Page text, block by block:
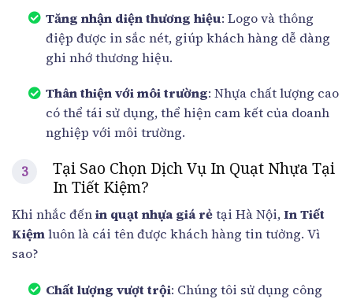
Tăng nhận diện thương hiệu: Logo và thông
điệp được in sắc nét, giúp khách hàng dễ dàng
ghi nhớ thương hiệu.
Thân thiện với môi trường: Nhựa chất lượng cao
có thể tái sử dụng, thể hiện cam kết của doanh
nghiệp với môi trường.
Tại Sao Chọn Dịch Vụ In Quạt Nhựa Tại
In Tiết Kiệm?
Khi nhắc đếnin quạt nhựa giá rẻtại Hà Nội,In Tiết
Kiệmluôn là cái tên được khách hàng tin tưởng. Vì
sao?
Chất lượng vượt trội: Chúng tôi sử dụng công